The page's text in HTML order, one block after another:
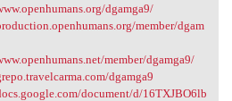
dgamga9/
member/dgam
member/dgamga9/
dgamga9
document/d/16TXJBO6lb